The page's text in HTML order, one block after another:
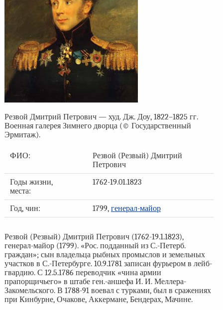
Резвой Дмитрий Петрович — худ. Дж. Доу, 1822–1825 гг.
Военная галерея Зимнего дворца (© Государственный
Эрмитаж).
ФИО:
Резвой (Резвый) Дмитрий
Петрович
Годы жизни,
места:
1762-19.01.1823
Год, чин: 1799, генерал-майор
Резвой (Резвый) Дмитрий Петрович (1762-19.1.1823),
генерал-майор (1799). «Рос. подданный из С.-Петерб.
граждан»; сын владельца рыбных промыслов и земельных
участков в С.-Петербурге. 10.9.1781 записан фурьером в лейб-
гвардию. С 12.5.1786 переводчик «чина армии
прапорщичьего» в штабе ген.-аншефа И. И. Меллера-
Закомельского. В 1788-91 воевал с турками, был в сражениях
при Кинбурне, Очакове, Аккермане, Бендерах, Мачине.